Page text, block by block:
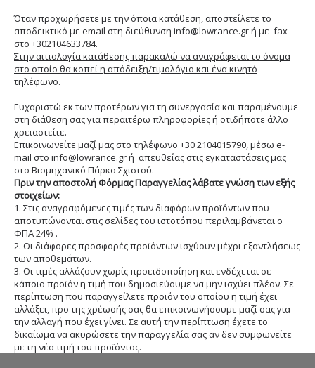
Όταν προχωρήσετε με την όποια κατάθεση, αποστείλετε το
αποδεικτικό με email στη διεύθυνση info@lowrance.gr ή με fax
στο +302104633784.
Στην αιτιολογία κατάθεσης παρακαλώ να αναγράφεται το όνομα
στο οποίο θα κοπεί η απόδειξη/τιμολόγιο και ένα κινητό
τηλέφωνο.
Ευχαριστώ εκ των προτέρων για τη συνεργασία και παραμένουμε
στη διάθεση σας για περαιτέρω πληροφορίες ή οτιδήποτε άλλο
χρειαστείτε.
Επικοινωνείτε μαζί μας στο τηλέφωνο +30 2104015790, μέσω e-
mail στο info@lowrance.gr ή απευθείας στις εγκαταστάσεις μας
στο Βιομηχανικό Πάρκο Σχιστού.
Πριν την αποστολή Φόρμας Παραγγελίας λάβατε γνώση των εξής
στοιχείων:
1. Στις αναγραφόμενες τιμές των διαφόρων προϊόντων που
αποτυπώνονται στις σελίδες του ιστοτόπου περιλαμβάνεται ο
ΦΠΑ 24% .
2. Οι διάφορες προσφορές προϊόντων ισχύουν μέχρι εξαντλήσεως
των αποθεμάτων.
3. Οι τιμές αλλάζουν χωρίς προειδοποίηση και ενδέχεται σε
κάποιο προϊόν η τιμή που δημοσιεύουμε να μην ισχύει πλέον. Σε
περίπτωση που παραγγείλετε προϊόν του οποίου η τιμή έχει
αλλάξει, προ της χρέωσής σας θα επικοινωνήσουμε μαζί σας για
την αλλαγή που έχει γίνει. Σε αυτή την περίπτωση έχετε το
δικαίωμα να ακυρώσετε την παραγγελία σας αν δεν συμφωνείτε
με τη νέα τιμή του προϊόντος.